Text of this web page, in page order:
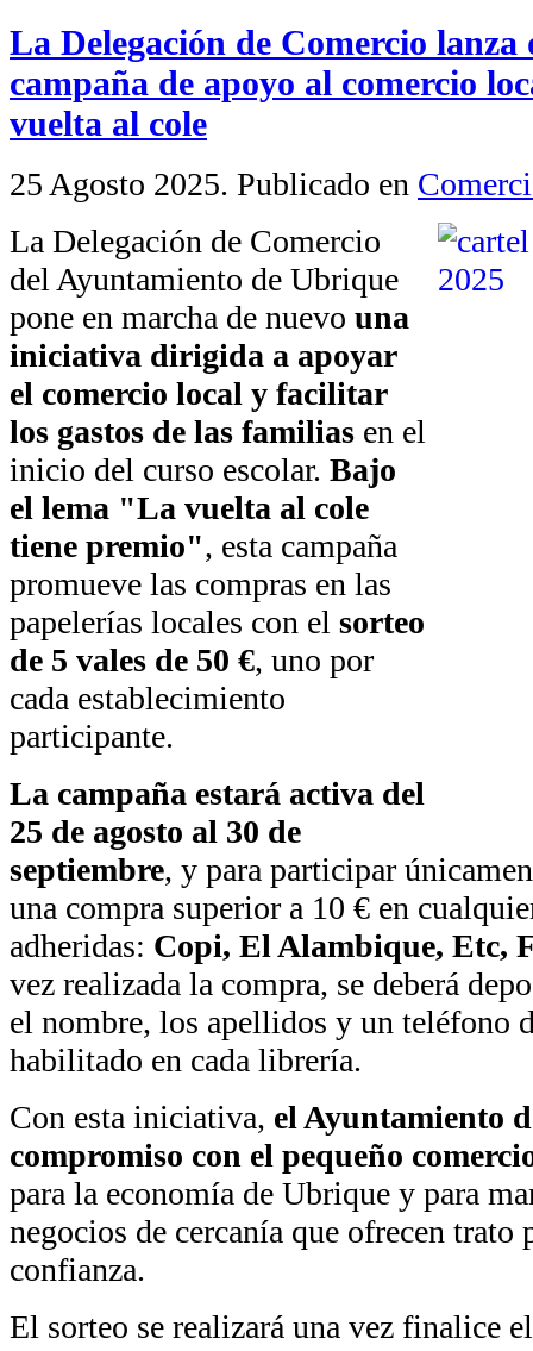
La Delegación de Comercio lanza
campaña de apoyo al comercio
vuelta al cole
25 Agosto 2025. Publicado en
La Delegación de Comercio
del Ayuntamiento de Ubrique
pone en marcha de nuevo una
iniciativa dirigida a apoyar
el comercio local y facilitar
los gastos de las familias en el
inicio del curso escolar. Bajo
el lema "La vuelta al cole
tiene premio", esta campaña
promueve las compras en las
papelerías locales con el sorteo
de 5 vales de 50 €, uno por
cada establecimiento
participante.
La campaña estará activa del
25 de agosto al 30 de
septiembre, y para participar
una compra superior a 10 € en
adheridas: Copi, El Alambique, Etc,
vez realizada la compra, se deberá
el nombre, los apellidos y un teléfono
habilitado en cada librería.
Con esta iniciativa, el Ayuntamiento
compromiso con el pequeño
para la economía de Ubrique y para
negocios de cercanía que ofrecen trato
confianza.
El sorteo se realizará una vez finalice